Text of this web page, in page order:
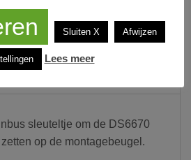
sleuteltje om de DS6670
op de montagebeugel.
Sluiten X Afwijzen
Lees meer